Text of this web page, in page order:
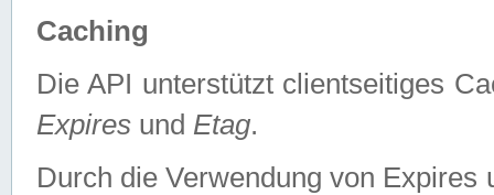
Caching
Die API unterstützt clientseitiges
Expires und Etag.
Durch die Verwendung von